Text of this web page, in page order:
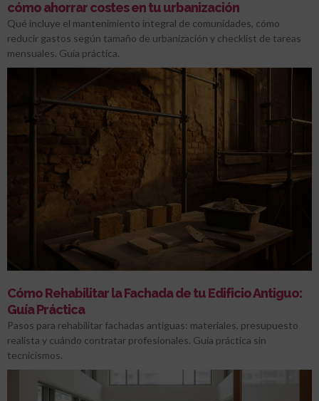
cómo ahorrar costes en tu urbanización
Qué incluye el mantenimiento integral de comunidades, cómo
reducir gastos según tamaño de urbanización y checklist de tareas
mensuales. Guía práctica.
Cómo Rehabilitar la Fachada de tu Edificio Antiguo:
Guía Práctica
Pasos para rehabilitar fachadas antiguas: materiales, presupuesto
realista y cuándo contratar profesionales. Guía práctica sin
tecnicismos.